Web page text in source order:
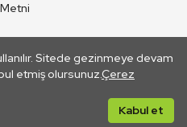
Sitede gezinmeye devam
etmiş olursunuz.Çerez
Kabul et
Bağlantı yoluyla gidilen dış